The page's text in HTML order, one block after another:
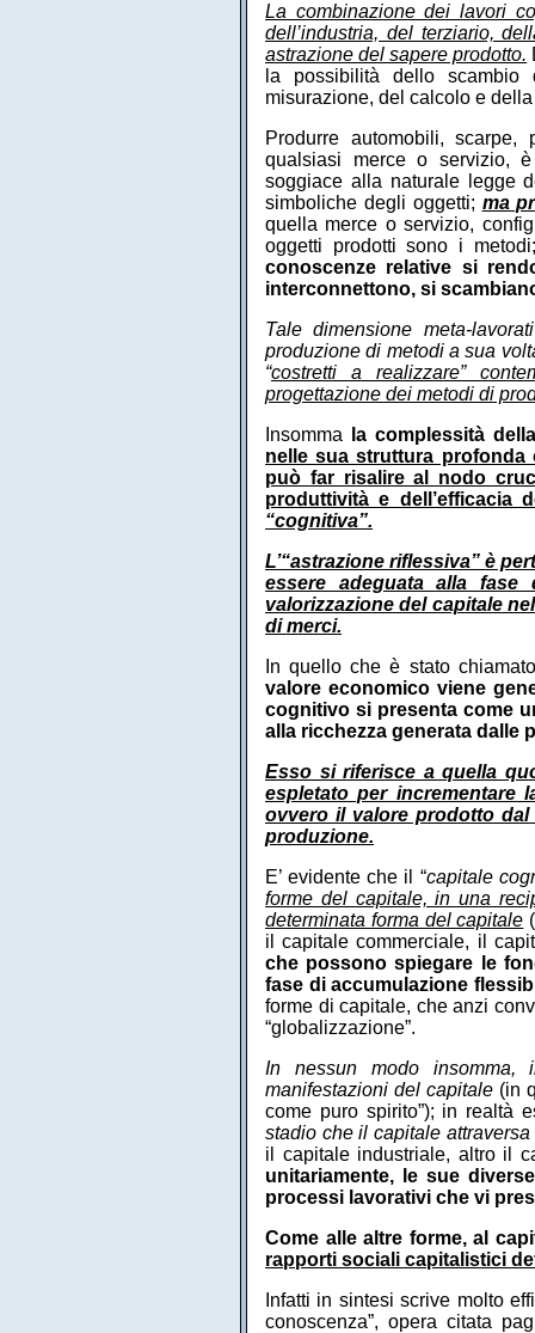
La combinazione dei lavori
dell’industria, del terziario,
astrazione del sapere prodotto.
la possibilità dello
misurazione, del calcolo e
Produrre automobili,
qualsiasi merce o servizio,
soggiace alla naturale legge
simboliche degli oggetti; ma
quella merce o servizio,
oggetti prodotti sono i
conoscenze relative si
interconnettono, si
Tale dimensione meta-
produzione di metodi a sua
“costretti a realizzare”
progettazione dei metodi di
Insomma
la complessità
nelle sua struttura profonda
può far risalire al nodo
produttività e dell’efficacia
“cognitiva”.
L’“astrazione riflessiva” è
essere adeguata alla fase
valorizzazione del capitale
di merci.
In quello che è stato
valore economico viene
cognitivo si presenta come
alla ricchezza generata dalle
Esso si riferisce a quella
espletato per incrementare
ovvero il valore prodotto
produzione.
E’ evidente che il “capitale
forme del capitale, in una
determinata forma del capitale
il capitale commerciale, il
che possono spiegare le
fase di accumulazione
forme di capitale, che anzi
“globalizzazione”.
In nessun modo insomma,
manifestazioni del capitale (in
come puro spirito”); in realtà
stadio che il capitale
il capitale industriale, altro il
unitariamente, le sue
processi lavorativi che vi
Come alle altre forme, al
rapporti sociali capitalistici
Infatti in sintesi scrive molto
conoscenza”, opera citata